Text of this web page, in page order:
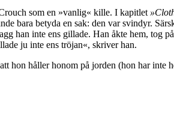
som en »vanlig« kille. I kapitlet
bara betyda en sak: den var svindyr.
han inte ens gillade. Han åkte hem, tog
ju inte ens tröjan«, skriver han.
håller honom på jorden (hon har inte